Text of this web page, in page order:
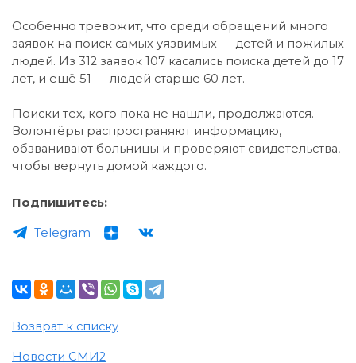
Особенно тревожит, что среди обращений много
заявок на поиск самых уязвимых — детей и пожилых
людей. Из 312 заявок 107 касались поиска детей до 17
лет, и ещё 51 — людей старше 60 лет.
Поиски тех, кого пока не нашли, продолжаются.
Волонтёры распространяют информацию,
обзванивают больницы и проверяют свидетельства,
чтобы вернуть домой каждого.
Подпишитесь:
Telegram
Возврат к списку
Новости СМИ2